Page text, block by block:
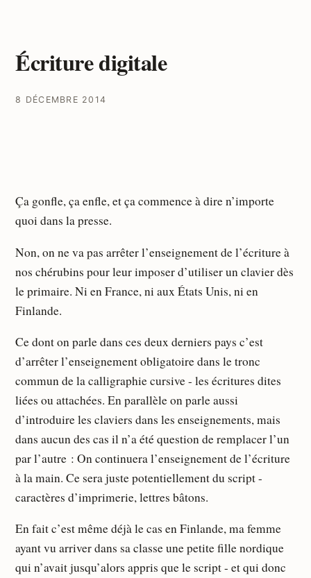
Écriture digitale
8 DÉCEMBRE 2014
Ça gonfle, ça enfle, et ça commence à dire n’importe
quoi dans la presse.
Non, on ne va pas arrêter l’enseignement de l’écriture à
nos chérubins pour leur imposer d’utiliser un clavier dès
le primaire. Ni en France, ni aux États Unis, ni en
Finlande.
Ce dont on parle dans ces deux derniers pays c’est
d’arrêter l’enseignement obligatoire dans le tronc
commun de la calligraphie cursive - les écritures dites
liées ou attachées. En parallèle on parle aussi
d’introduire les claviers dans les enseignements, mais
dans aucun des cas il n’a été question de remplacer l’un
par l’autre : On continuera l’enseignement de l’écriture
à la main. Ce sera juste potentiellement du script -
caractères d’imprimerie, lettres bâtons.
En fait c’est même déjà le cas en Finlande, ma femme
ayant vu arriver dans sa classe une petite fille nordique
qui n’avait jusqu’alors appris que le script - et qui donc